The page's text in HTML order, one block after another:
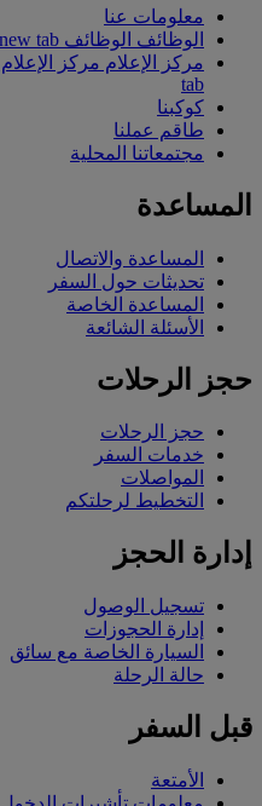
معلومات عنا
الوظائف الوظائف Opens an external link in a new tab
مركز الإعلام
tab
كوكبنا
طاقم عملنا
مجتمعاتنا المحلية
المساعدة
المساعدة والاتصال
تحديثات حول السفر
المساعدة الخاصة
الأسئلة الشائعة
حجز الرحلات
حجز الرحلات
خدمات السفر
المواصلات
التخطيط لرحلتكم
إدارة الحجز
تسجيل الوصول
إدارة الحجوزات
السيارة الخاصة مع سائق
حالة الرحلة
قبل السفر
الأمتعة